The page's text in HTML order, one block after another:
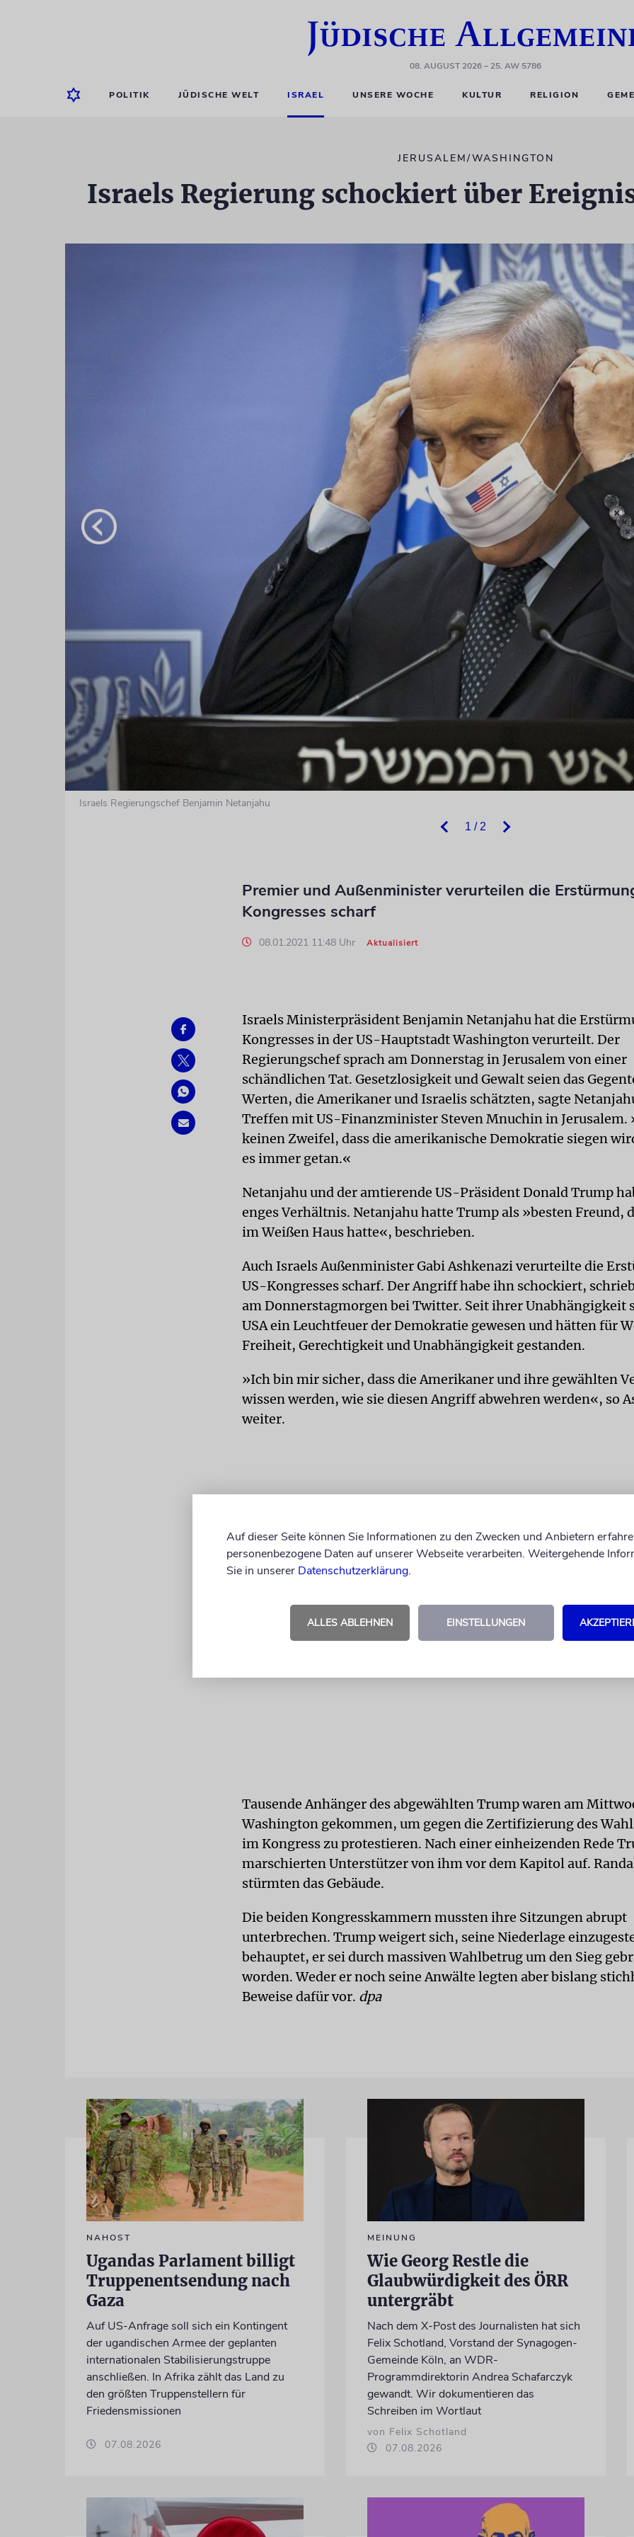
08. AUGUST 2026– 25. AW 5786
POLITIK JÜDISCHE WELT ISRAEL UNSERE WOCHE KULTUR RELIGION
JERUSALEM/WASHINGTON
Israels Regierung schockiert über
1 / 2
Israels Regierungschef Benjamin Netanjahu
Premier und Außenminister verurteilen die
Kongresses scharf
08.01.2021 11:48 Uhr Aktualisiert
Israels Ministerpräsident Benjamin Netanjahu hat die
Kongresses in der US-Hauptstadt Washington verurteilt. Der
Regierungschef sprach am Donnerstag in Jerusalem von einer
schändlichen Tat. Gesetzlosigkeit und Gewalt seien das
Werten, die Amerikaner und Israelis schätzten, sagte
Treffen mit US-Finanzminister Steven Mnuchin in Jerusalem.
keinen Zweifel, dass die amerikanische Demokratie siegen
es immer getan.«
Netanjahu und der amtierende US-Präsident Donald Trump
enges Verhältnis. Netanjahu hatte Trump als »besten Freund,
im Weißen Haus hatte«, beschrieben.
Auch Israels Außenminister Gabi Ashkenazi verurteilte die
US-Kongresses scharf. Der Angriff habe ihn schockiert,
am Donnerstagmorgen bei Twitter. Seit ihrer Unabhängigkeit
USA ein Leuchtfeuer der Demokratie gewesen und hätten für
Freiheit, Gerechtigkeit und Unabhängigkeit gestanden.
»Ich bin mir sicher, dass die Amerikaner und ihre gewählten
wissen werden, wie sie diesen Angriff abwehren werden«, so
weiter.
Tausende Anhänger des abgewählten Trump waren am
Washington gekommen, um gegen die Zertifizierung des
im Kongress zu protestieren. Nach einer einheizenden Rede
marschierten Unterstützer von ihm vor dem Kapitol auf.
stürmten das Gebäude.
Die beiden Kongresskammern mussten ihre Sitzungen abrupt
unterbrechen. Trump weigert sich, seine Niederlage
behauptet, er sei durch massiven Wahlbetrug um den Sieg
worden. Weder er noch seine Anwälte legten aber bislang
Beweise dafür vor. dpa
NAHOST
Ugandas Parlament billigt
Truppenentsendung nach
Gaza
Auf US-Anfrage soll sich ein Kontingent
der ugandischen Armee der geplanten
internationalen Stabilisierungstruppe
anschließen. In Afrika zählt das Land zu
den größten Truppenstellern für
Friedensmissionen
07.08.2026
MEINUNG
Wie Georg Restle die
Glaubwürdigkeit des ÖRR
untergräbt
Nach dem X-Post des Journalisten hat sich
Felix Schotland, Vorstand der Synagogen-
Gemeinde Köln, an WDR-
Programmdirektorin Andrea Schafarczyk
gewandt. Wir dokumentieren das
Schreiben im Wortlaut
von Felix Schotland
07.08.2026
Auf dieser Seite können Sie Informationen zu den Zwecken und Anbietern
personenbezogene Daten auf unserer Webseite verarbeiten. Weitergehende
Sie in unserer Datenschutzerklärung.
ALLES ABLEHNEN EINSTELLUNGEN